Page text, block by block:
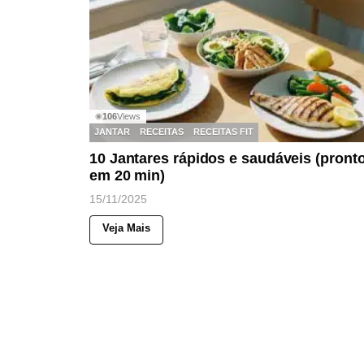
◉106Views
JANTAR
RECEITAS RECEITAS FIT
10 Jantares rápidos e saudáveis
em 20 min)
15/11/2025
Veja Mais